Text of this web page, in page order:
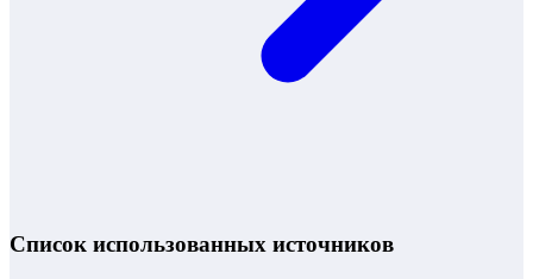
Список использованных источников